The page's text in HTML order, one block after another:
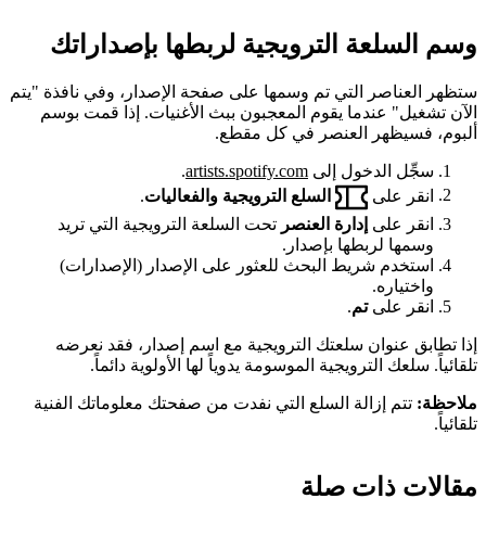
وسم السلعة الترويجية لربطها بإصداراتك
ستظهر العناصر التي تم وسمها على صفحة الإصدار، وفي نافذة "يتم
الآن تشغيل" عندما يقوم المعجبون ببث الأغنيات. إذا قمت بوسم
ألبوم، فسيظهر العنصر في كل مقطع.
سجِّل الدخول إلى artists.spotify.com
.
انقر على
السلع الترويجية والفعاليات
انقر على إدارة العنصر تحت السلعة الترويجية التي تريد
وسمها لربطها بإصدار.
استخدم شريط البحث للعثور على الإصدار (الإصدارات)
واختياره.
انقر علىتم.
إذا تطابق عنوان سلعتك الترويجية مع اسم إصدار، فقد نعرضه
تلقائياً. سلعك الترويجية الموسومة يدوياً لها الأولوية دائماً.
ملاحظة: تتم إزالة السلع التي نفدت من صفحتك معلوماتك الفنية
تلقائياً.
مقالات ذات صلة